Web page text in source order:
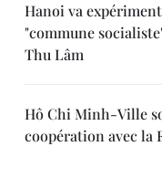
Hanoi va
"commune
Thu Lâm
Hô Chi Minh-Ville
coopération avec la